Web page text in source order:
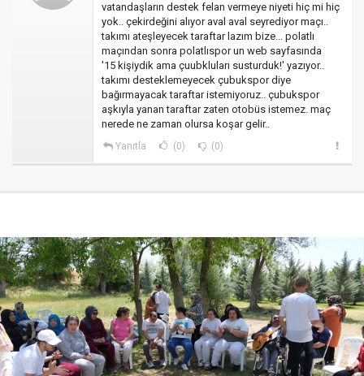
vatandaşların destek felan vermeye niyeti hiç mi hiç
yok.. çekirdeğini alıyor aval aval seyrediyor maçı..
takımı ateşleyecek taraftar lazım bize... polatlı
maçından sonra polatlıspor un web sayfasında
'15 kişiydik ama çuubkluları susturduk!' yazıyor..
takımı desteklemeyecek çubukspor diye
bağırmayacak taraftar istemiyoruz.. çubukspor
aşkıyla yanan taraftar zaten otobüs istemez. maç
nerede ne zaman olursa koşar gelir..
Yanıtla (0) (0)